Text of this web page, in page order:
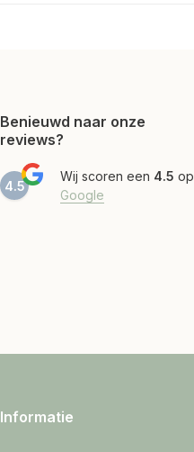
Benieuwd naar onze
reviews?
4.5
Wij scoren een 4.5 op
Google
Informatie